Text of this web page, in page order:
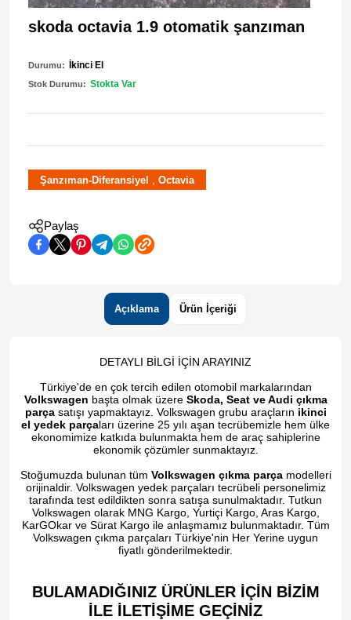
skoda octavia 1.9 otomatik şanzıman
Durumu: İkinci El
Stok Durumu: Stokta Var
Şanzıman-Diferansiyel , Octavia
Paylaş
Açıklama Ürün İçeriği
DETAYLI BİLGİ İÇİN ARAYINIZ
Türkiye'de en çok tercih edilen otomobil markalarından
Volkswagen başta olmak üzere Skoda, Seat ve Audi çıkma
parçasatışı yapmaktayız. Volkswagen grubu araçların ikinci
el yedek parçaları üzerine 25 yılı aşan tecrübemizle hem ülke
ekonomimize katkıda bulunmakta hem de araç sahiplerine
ekonomik çözümler sunmaktayız.
Stoğumuzda bulunan tüm Volkswagen çıkma parçamodelleri
orijinaldir. Volkswagen yedek parçaları tecrübeli personelimiz
tarafında test edildikten sonra satışa sunulmaktadır. Tutkun
Volkswagen olarak MNG Kargo, Yurtiçi Kargo, Aras Kargo,
KarGOkar ve Sürat Kargo ile anlaşmamız bulunmaktadır. Tüm
Volkswagen çıkma parçaları Türkiye'nin Her Yerine uygun
fiyatlı gönderilmektedir.
BULAMADIĞINIZ ÜRÜNLER İÇİN BİZİM
İLE İLETİŞİME GEÇİNİZ​